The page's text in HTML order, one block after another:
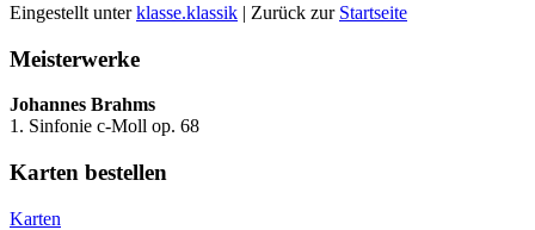
Eingestellt unterklasse.klassik | Zurück zur Startseite
Meisterwerke
Johannes Brahms
1. Sinfonie c-Moll op. 68
Karten bestellen
Karten